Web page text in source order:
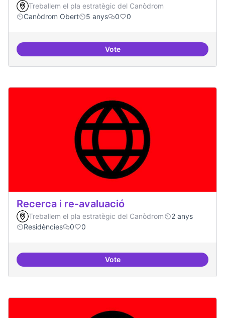
Treballem el pla estratègic del Canòdrom
Canòdrom Obert
5 anys 0 0
VoteRefugi en cas d'un tall a internet
Recerca i re-avaluació
Treballem el pla estratègic del Canòdrom
2 anys
Residències
0 0
VoteRecerca i re-avaluació